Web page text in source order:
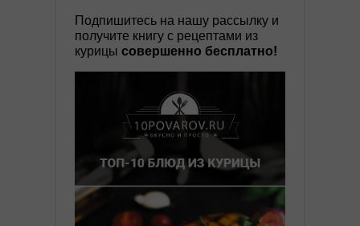
Подпишитесь на нашу рассылку и
получите книгу с рецептами из
курицы совершенно бесплатно!